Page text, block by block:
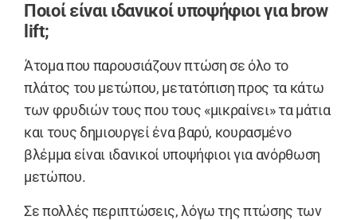
Ποιοί είναι ιδανικοί υποψήφιοι για brow
lift;
Άτομα που παρουσιάζουν πτώση σε όλο το
πλάτος του μετώπου, μετατόπιση προς τα κάτω
των φρυδιών τους που τους «μικραίνει» τα μάτια
και τους δημιουργεί ένα βαρύ, κουρασμένο
βλέμμα είναι ιδανικοί υποψήφιοι για ανόρθωση
μετώπου.
Σε πολλές περιπτώσεις, λόγω της πτώσης των